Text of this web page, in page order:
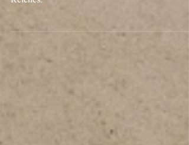
Reiches.